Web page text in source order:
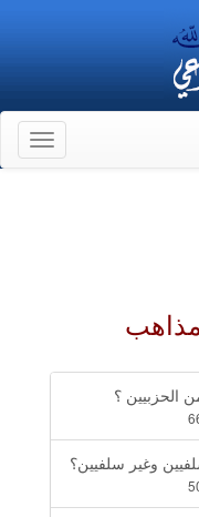
الحزبيين ؟
وغير سلفيين؟